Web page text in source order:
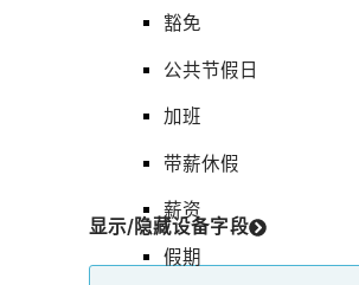
豁免
公共节假日
加班
带薪休假
薪资
假期
显示/隐藏设备字段